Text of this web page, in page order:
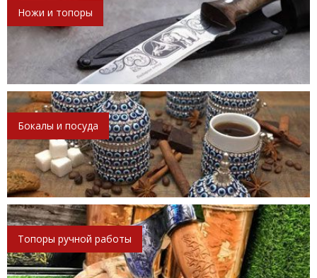
Ножи и топоры
Бокалы и посуда
Топоры ручной работы